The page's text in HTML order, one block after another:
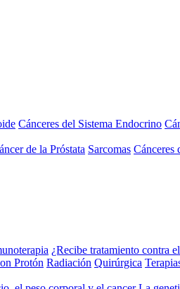
Cánceres del Sistema Endocrino
de la Próstata Sarcomas Cánceres
¿Recibe tratamiento contra
Protón Radiación Quirúrgica